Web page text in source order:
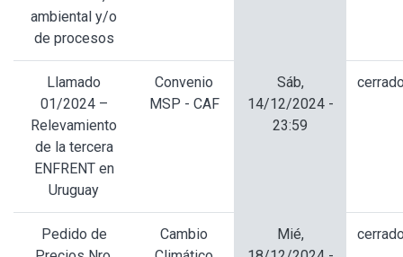
ambiental y/o
de procesos
Llamado
01/2024 –
Relevamiento
de la tercera
ENFRENT en
Uruguay
Convenio
MSP - CAF
Sáb,
14/12/2024 -
23:59
Pedido de
Cambio
Mié,